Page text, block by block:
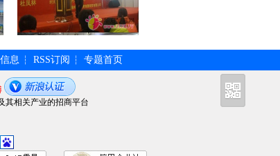
息 ┆ RSS订阅 ┆ 专题首页
其相关产业的招商平台